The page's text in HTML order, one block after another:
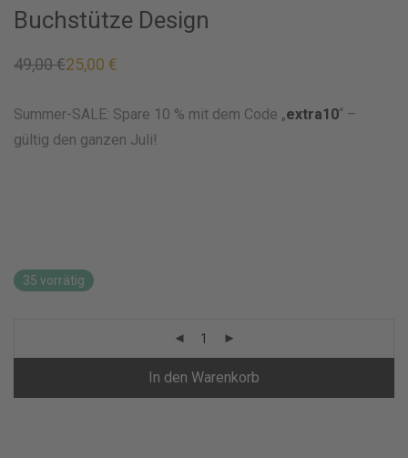
Buchstütze Design
49,00€
Ursprünglicher
49,00 €
25,00 €
Aktueller
25,00 €.
Summer-SALE: Spare 10 % mit dem Code „extra10“ –
gültig den ganzen Juli!
35 vorrätig
In den Warenkorb